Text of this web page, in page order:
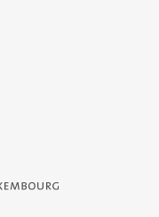
- Service